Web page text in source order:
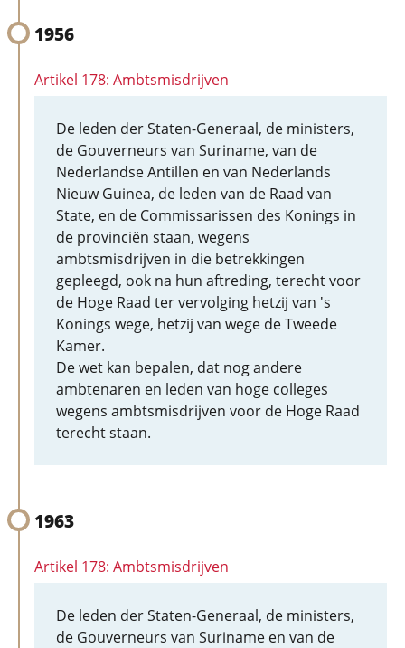
1956
Artikel 178: Ambtsmisdrijven
De leden der Staten-Generaal, de ministers,
de Gouverneurs van Suriname, van de
Nederlandse Antillen en van Nederlands
Nieuw Guinea, de leden van de Raad van
State, en de Commissarissen des Konings in
de provinciën staan, wegens
ambtsmisdrijven in die betrekkingen
gepleegd, ook na hun aftreding, terecht voor
de Hoge Raad ter vervolging hetzij van 's
Konings wege, hetzij van wege de Tweede
Kamer.
De wet kan bepalen, dat nog andere
ambtenaren en leden van hoge colleges
wegens ambtsmisdrijven voor de Hoge Raad
terecht staan.
1963
Artikel 178: Ambtsmisdrijven
De leden der Staten-Generaal, de ministers,
de Gouverneurs van Suriname en van de